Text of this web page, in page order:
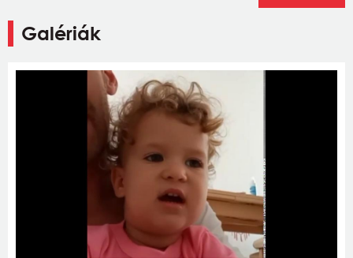
Galériák